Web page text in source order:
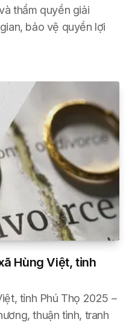
thẩm quyền giải
bảo vệ quyền lợi
Hùng Việt, tỉnh
tỉnh Phú Thọ 2025 –
thuận tình, tranh